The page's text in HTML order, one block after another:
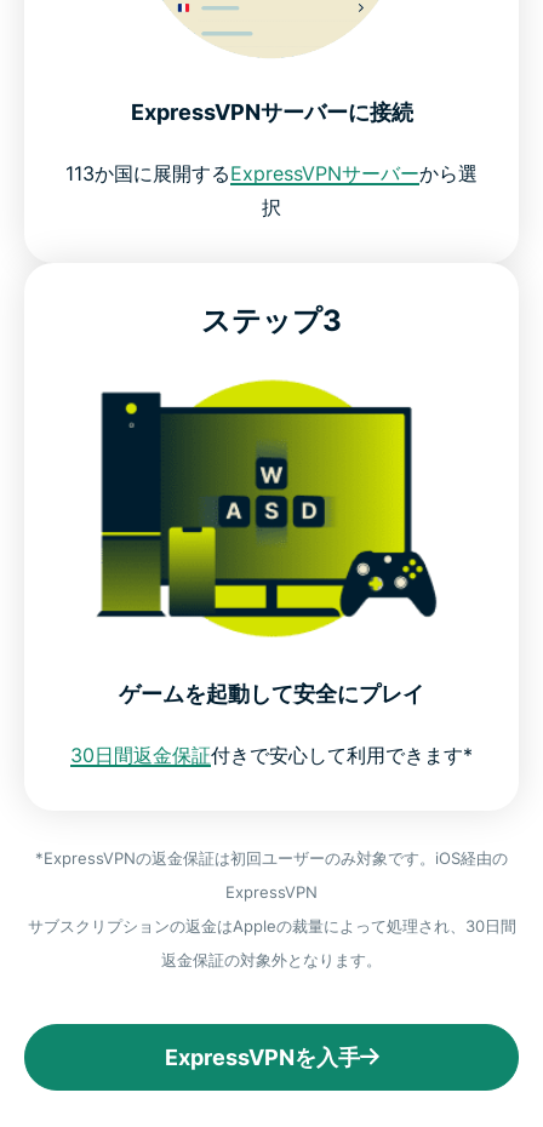
ExpressVPNサーバーに接続
113か国に展開するExpressVPNサーバーから選
択
ステップ3
ゲームを起動して安全にプレイ
30日間返金保証付きで安心して利用できます*
*ExpressVPNの返金保証は初回ユーザーのみ対象です。iOS経由の
ExpressVPN
サブスクリプションの返金はAppleの裁量によって処理され、30日間
返金保証の対象外となります。
ExpressVPNを入手